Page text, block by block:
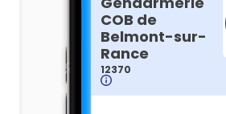
COB de
Belmont-sur-
Rance
12370